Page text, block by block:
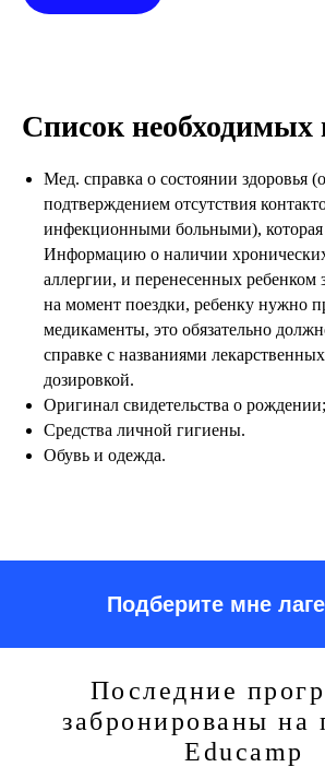
Список необходимых
Мед. справка о состоянии здоровья
подтверждением отсутствия
инфекционными больными), которая
Информацию о наличии
аллергии, и перенесенных ребенком
на момент поездки, ребенку нужно
медикаменты, это обязательно
справке с названиями
дозировкой.
Оригинал свидетельства о рождении;
Средства личной гигиены.
Обувь и одежда.
Подберите мне
Последние
забронированы на
Educamp